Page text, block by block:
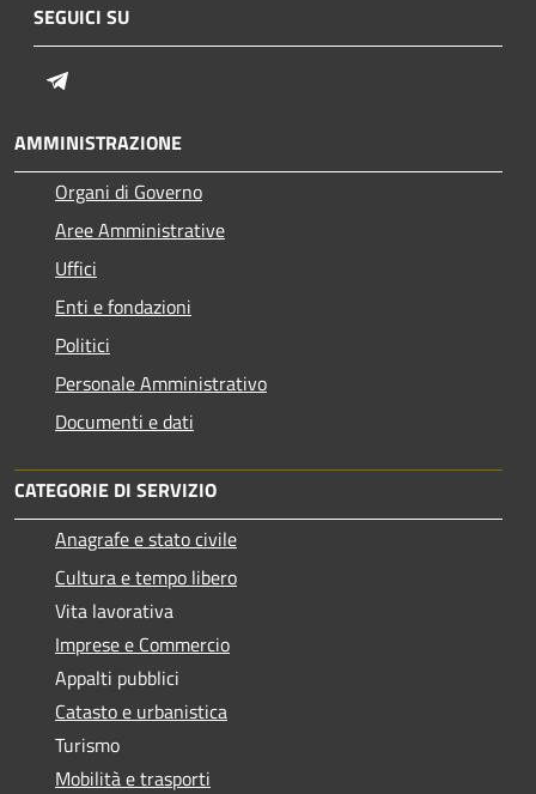
SEGUICI SU
AMMINISTRAZIONE
Organi di Governo
Aree Amministrative
Uffici
Enti e fondazioni
Politici
Personale Amministrativo
Documenti e dati
CATEGORIE DI SERVIZIO
Anagrafe e stato civile
Cultura e tempo libero
Vita lavorativa
Imprese e Commercio
Appalti pubblici
Catasto e urbanistica
Turismo
Mobilità e trasporti